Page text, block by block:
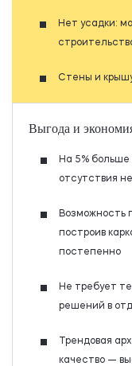
Нет усадки:
Стены и
Выгода и
На 5%
отсутствия
Возможность
построив
постепенно
Не требует
решений в
Трендовая
качество —